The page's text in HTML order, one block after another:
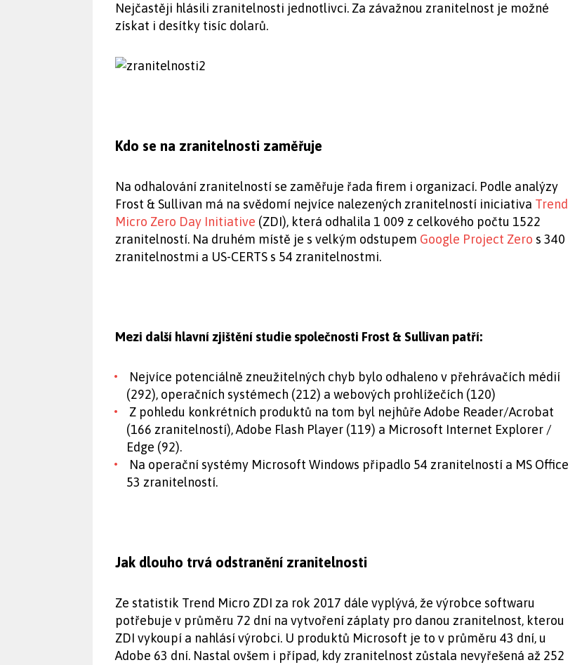
Nejčastěji hlásili zranitelnosti jednotlivci. Za závažnou zranitelnost je možné
získat i desítky tisíc dolarů.
Kdo se na zranitelnosti zaměřuje
Na odhalování zranitelností se zaměřuje řada firem i organizací. Podle analýzy
Frost & Sullivan má na svědomí nejvíce nalezených zranitelností iniciativa Trend
Micro Zero Day Initiative (ZDI), která odhalila 1 009 z celkového počtu 1522
zranitelností. Na druhém místě je s velkým odstupem Google Project Zero s 340
zranitelnostmi a US-CERTS s 54 zranitelnostmi.
Mezi další hlavní zjištění studie společnosti Frost & Sullivan patří:
Nejvíce potenciálně zneužitelných chyb bylo odhaleno v přehrávačích médií
(292), operačních systémech (212) a webových prohlížečích (120)
Z pohledu konkrétních produktů na tom byl nejhůře Adobe Reader/Acrobat
(166 zranitelností), Adobe Flash Player (119) a Microsoft Internet Explorer /
Edge (92).
Na operační systémy Microsoft Windows připadlo 54 zranitelností a MS Office
53 zranitelností.
Jak dlouho trvá odstranění zranitelnosti
Ze statistik Trend Micro ZDI za rok 2017 dále vyplývá, že výrobce softwaru
potřebuje v průměru 72 dní na vytvoření záplaty pro danou zranitelnost, kterou
ZDI vykoupí a nahlásí výrobci. U produktů Microsoft je to v průměru 43 dní, u
Adobe 63 dní. Nastal ovšem i případ, kdy zranitelnost zůstala nevyřešená až 252